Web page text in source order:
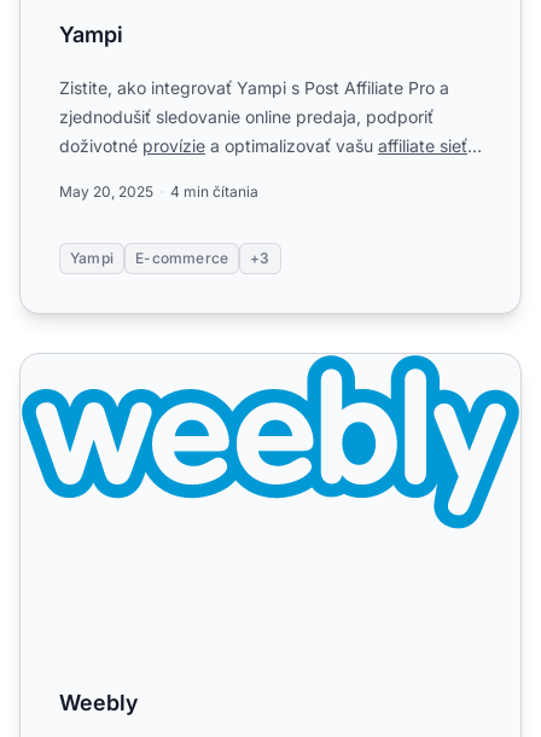
Yampi
Zistite, ako integrovať Yampi s Post Affiliate Pro a
zjednodušiť sledovanie online predaja, podporiť
doživotné provízie a optimalizovať vašu affiliate sieť
May 20, 2025 4 min čítania
Yampi E-commerce +3
Weebly
Weebly